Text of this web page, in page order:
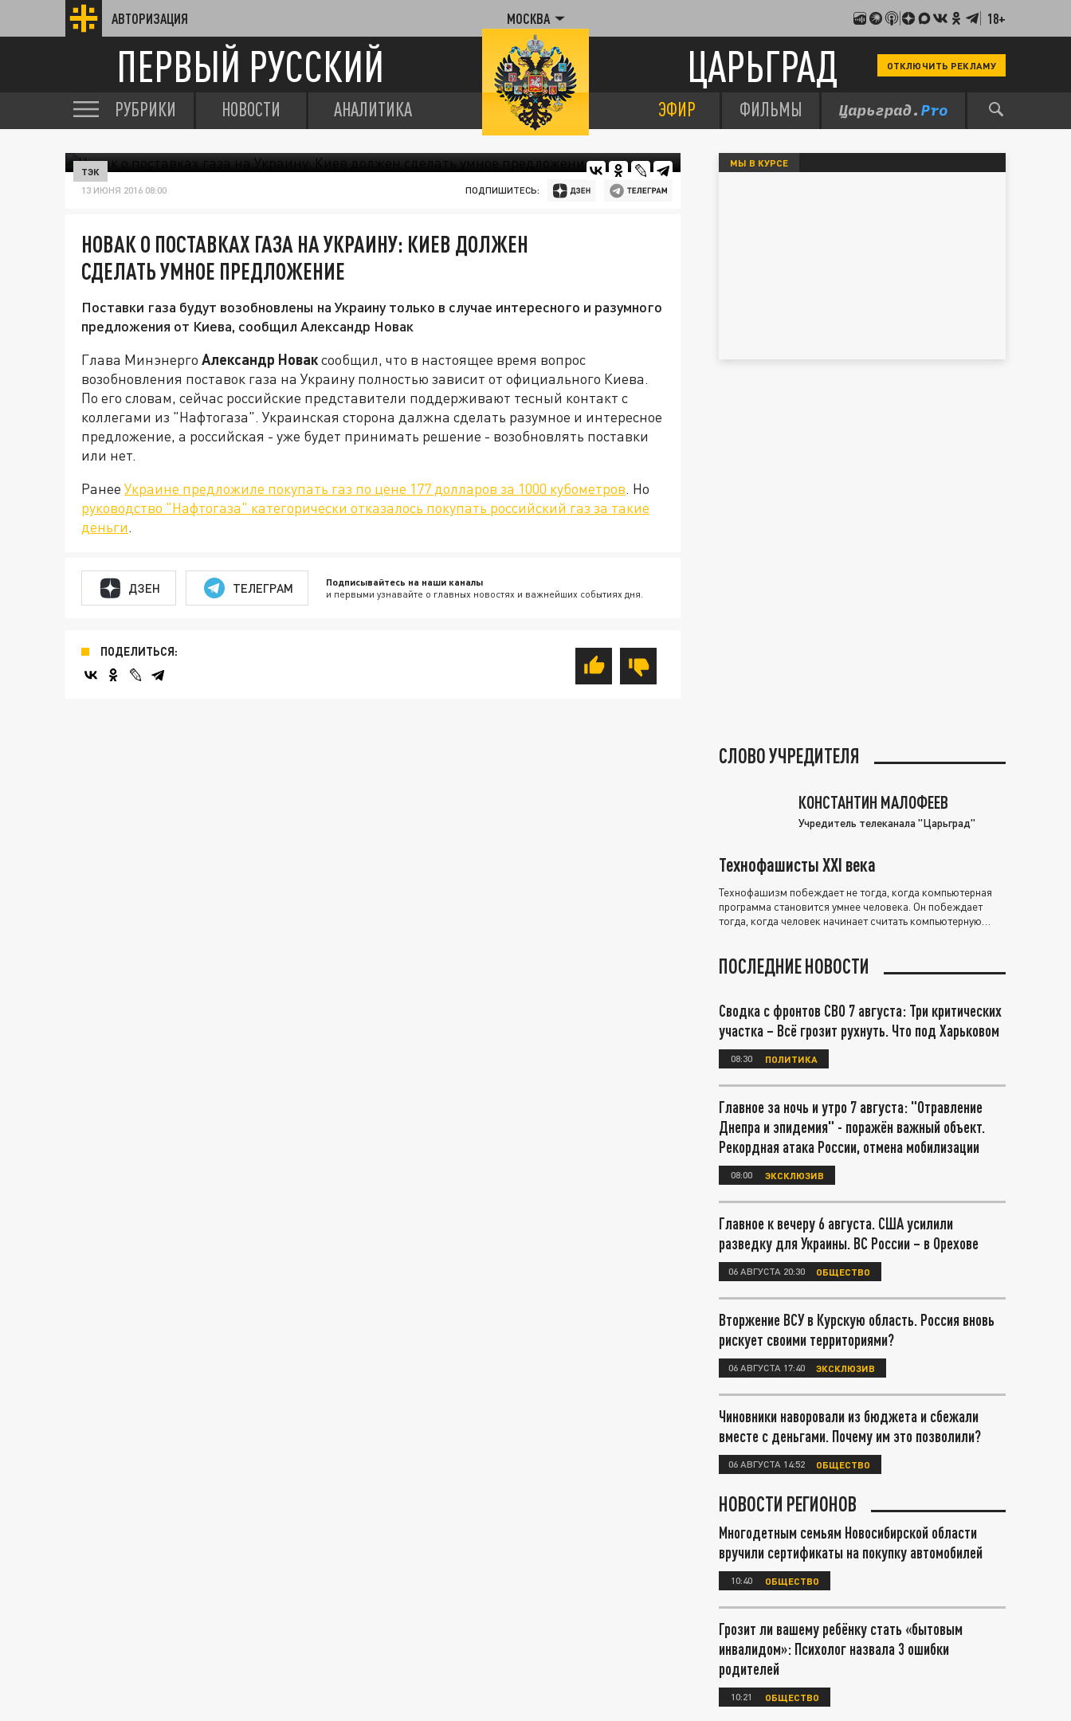
АВТОРИЗАЦИЯ МОСКВА 18+
ПЕРВЫЙ РУССКИЙ ЦАРЬГРАД ОТКЛЮЧИТЬ РЕКЛАМУ
РУБРИКИ НОВОСТИ АНАЛИТИКА ЭФИР ФИЛЬМЫ
ТЭК
13 ИЮНЯ 2016 08:00 ПОДПИШИТЕСЬ:
НОВАК О ПОСТАВКАХ ГАЗА НА УКРАИНУ: КИЕВ ДОЛЖЕН
СДЕЛАТЬ УМНОЕ ПРЕДЛОЖЕНИЕ
Поставки газа будут возобновлены на Украину только в случае интересного и разумного
предложения от Киева, сообщил Александр Новак
Глава Минэнерго Александр Новаксообщил, что в настоящее время вопрос
возобновления поставок газа на Украину полностью зависит от официального Киева.
По его словам, сейчас российские представители поддерживают тесный контакт с
коллегами из "Нафтогаза". Украинская сторона далжна сделать разумное и интересное
предложение, а российская - уже будет принимать решение - возобновлять поставки
или нет.
Ранее Украине предложиле покупать газ по цене 177 долларов за 1000 кубометров. Но
руководство "Нафтогаза" категорически отказалось покупать российский газ за такие
деньги.
ДЗЕН ТЕЛЕГРАМ Подписывайтесь на наши каналы
и первыми узнавайте о главных новостях и важнейших событиях дня.
ПОДЕЛИТЬСЯ:
МЫ В КУРСЕ
СЛОВО УЧРЕДИТЕЛЯ
КОНСТАНТИН МАЛОФЕЕВ
Учредитель телеканала "Царьград"
Технофашисты XXI века
Технофашизм побеждает не тогда, когда компьютерная
программа становится умнее человека. Он побеждает
тогда, когда человек начинает считать компьютерную
ПОСЛЕДНИЕ НОВОСТИ
Сводка с фронтов СВО 7 августа: Три критических
участка – Всё грозит рухнуть. Что под Харьковом
08:30 ПОЛИТИКА
Главное за ночь и утро 7 августа: "Отравление
Днепра и эпидемия" - поражён важный объект.
Рекордная атака России, отмена мобилизации
08:00 ЭКСКЛЮЗИВ
Главное к вечеру 6 августа. США усилили
разведку для Украины. ВС России – в Орехове
06 АВГУСТА 20:30 ОБЩЕСТВО
Вторжение ВСУ в Курскую область. Россия вновь
рискует своими территориями?
06 АВГУСТА 17:40 ЭКСКЛЮЗИВ
Чиновники наворовали из бюджета и сбежали
вместе с деньгами. Почему им это позволили?
06 АВГУСТА 14:52 ОБЩЕСТВО
НОВОСТИ РЕГИОНОВ
Многодетным семьям Новосибирской области
вручили сертификаты на покупку автомобилей
10:40 ОБЩЕСТВО
Грозит ли вашему ребёнку стать «бытовым
инвалидом»: Психолог назвала 3 ошибки
родителей
10:21 ОБЩЕСТВО